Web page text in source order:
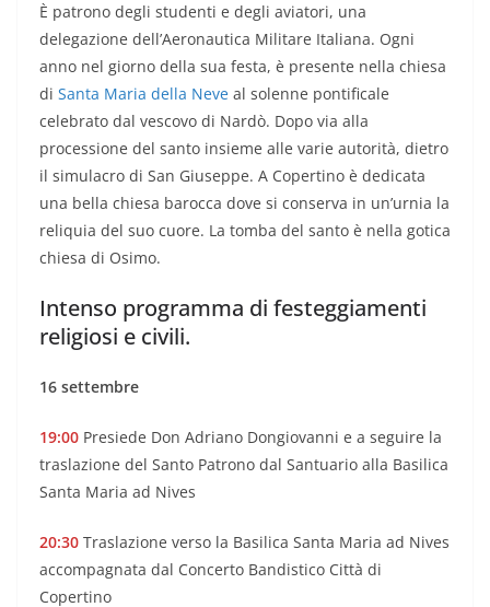
È patrono degli studenti e degli aviatori, una
delegazione dell’Aeronautica Militare Italiana. Ogni
anno nel giorno della sua festa, è presente nella chiesa
di Santa Maria della Neve al solenne pontificale
celebrato dal vescovo di Nardò. Dopo via alla
processione del santo insieme alle varie autorità, dietro
il simulacro di San Giuseppe. A Copertino è dedicata
una bella chiesa barocca dove si conserva in un’urnia la
reliquia del suo cuore. La tomba del santo è nella gotica
chiesa di Osimo.
Intenso programma di festeggiamenti
religiosi e civili.
16 settembre
19:00 Presiede Don Adriano Dongiovanni e a seguire la
traslazione del Santo Patrono dal Santuario alla Basilica
Santa Maria ad Nives
20:30 Traslazione verso la Basilica Santa Maria ad Nives
accompagnata dal Concerto Bandistico Città di
Copertino